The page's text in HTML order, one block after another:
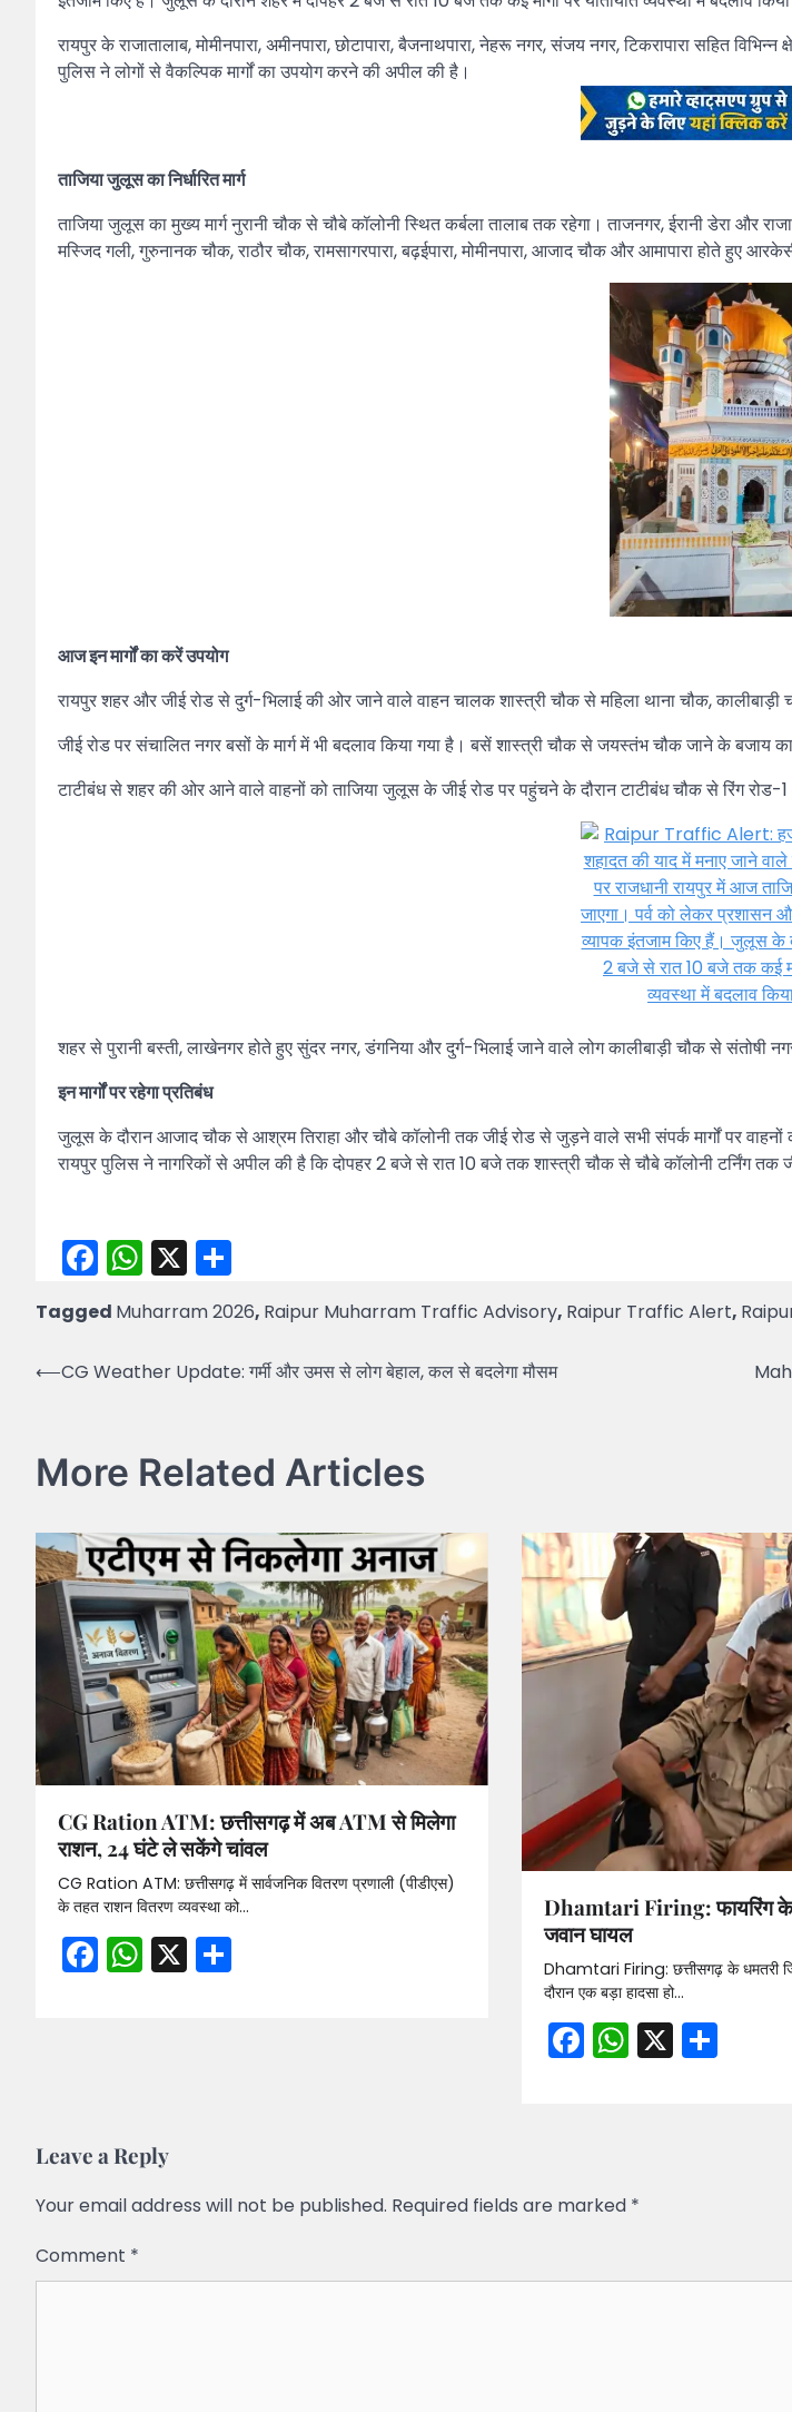
रायपुर के राजातालाब, मोमीनपारा, अमीनपारा, छोटापारा, बैजनाथपारा, नेहरू नगर, संजय नगर, टिकरापारा सहित
पुलिस ने लोगों से वैकल्पिक मार्गों का उपयोग करने की अपील की है।
ताजिया जुलूस का निर्धारित मार्ग
ताजिया जुलूस का मुख्य मार्ग नुरानी चौक से चौबे कॉलोनी स्थित कर्बला तालाब तक रहेगा। ताजनगर, ईरानी डेरा और
मस्जिद गली, गुरुनानक चौक, राठौर चौक, रामसागरपारा, बढ़ईपारा, मोमीनपारा, आजाद चौक और आमापारा होते हुए
आज इन मार्गों का करें उपयोग
रायपुर शहर और जीई रोड से दुर्ग-भिलाई की ओर जाने वाले वाहन चालक शास्त्री चौक से महिला थाना चौक,
जीई रोड पर संचालित नगर बसों के मार्ग में भी बदलाव किया गया है। बसें शास्त्री चौक से जयस्तंभ चौक जाने के बजाय
टाटीबंध से शहर की ओर आने वाले वाहनों को ताजिया जुलूस के जीई रोड पर पहुंचने के दौरान टाटीबंध चौक से रिंग रोड-1
शहर से पुरानी बस्ती, लाखेनगर होते हुए सुंदर नगर, डंगनिया और दुर्ग-भिलाई जाने वाले लोग कालीबाड़ी चौक से संतोषी
इन मार्गों पर रहेगा प्रतिबंध
जुलूस के दौरान आजाद चौक से आश्रम तिराहा और चौबे कॉलोनी तक जीई रोड से जुड़ने वाले सभी संपर्क मार्गों पर वाहनों
रायपुर पुलिस ने नागरिकों से अपील की है कि दोपहर 2 बजे से रात 10 बजे तक शास्त्री चौक से चौबे कॉलोनी टर्निंग तक
Facebook
WhatsApp
X
Tagged Muharram 2026, Raipur Muharram Traffic Advisory, Raipur Traffic Alert,
Post
⟵CG Weather Update: गर्मी और उमस से लोग बेहाल, कल से बदलेगा मौसम
More Related Articles
CG Ration ATM: छत्तीसगढ़ में अब ATM से मिलेगा
राशन, 24 घंटे ले सकेंगे चांवल
CG Ration ATM: छत्तीसगढ़ में सार्वजनिक वितरण प्रणाली (पीडीएस)
के तहत राशन वितरण व्यवस्था को…
Facebook
WhatsApp
X
Dhamtari Firing: फायरिंग के
जवान घायल
Dhamtari Firing: छत्तीसगढ़ के धमतरी
दौरान एक बड़ा हादसा हो…
Facebook
WhatsApp
X Share
Leave a Reply
Your email address will not be published. Required fields are marked *
Comment *